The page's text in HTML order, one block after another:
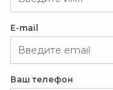
E-mail
Ваш телефон